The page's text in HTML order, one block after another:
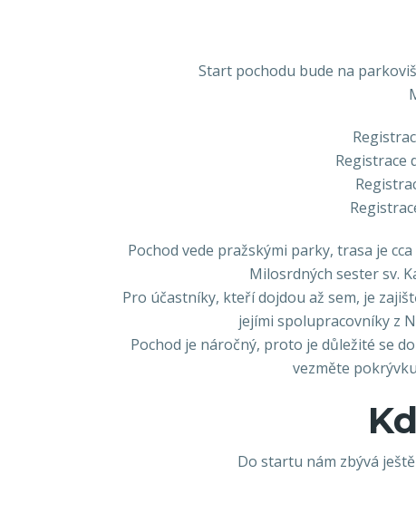
Start pochodu bude na
Registrace
Pochod vede pražskými parky, trasa je
Milosrdných sester sv.
Pro účastníky, kteří dojdou až sem, je
jejími spolupracovníky z
Pochod je náročný, proto je důležité se
vezměte
Do startu nám zbývá